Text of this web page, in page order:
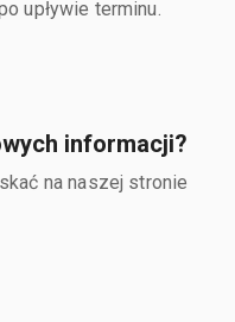
upływie terminu.
informacji?
na naszej stronie